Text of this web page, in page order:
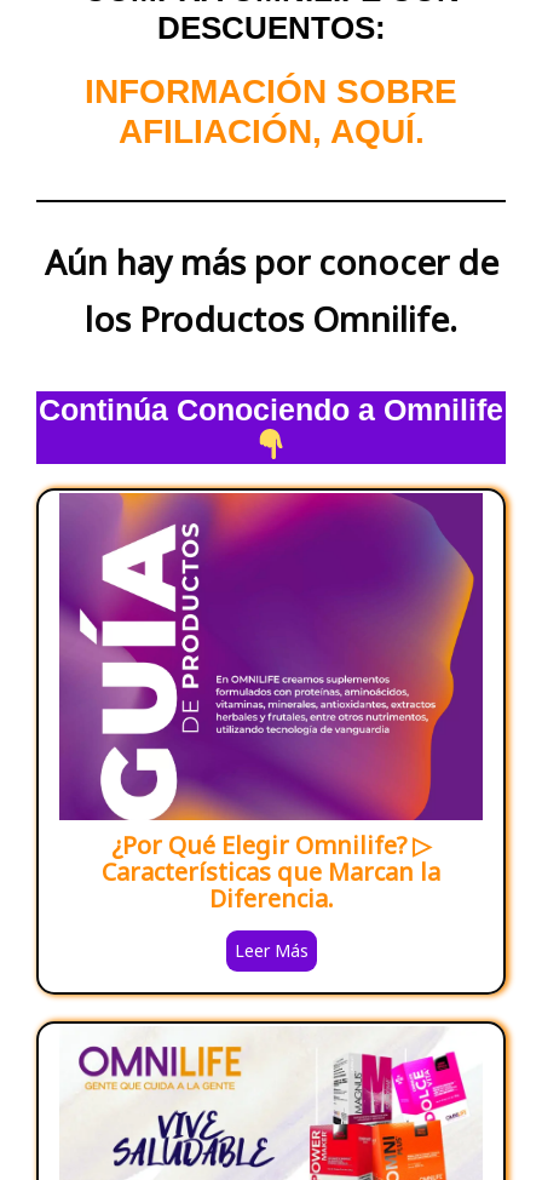
DESCUENTOS:
INFORMACIÓN SOBRE
AFILIACIÓN, AQUÍ.
Aún hay más por conocer de
los Productos Omnilife.
Continúa Conociendo a Omnilife
¿Por Qué Elegir Omnilife? ▷
Características que Marcan la
Diferencia.
Leer Más